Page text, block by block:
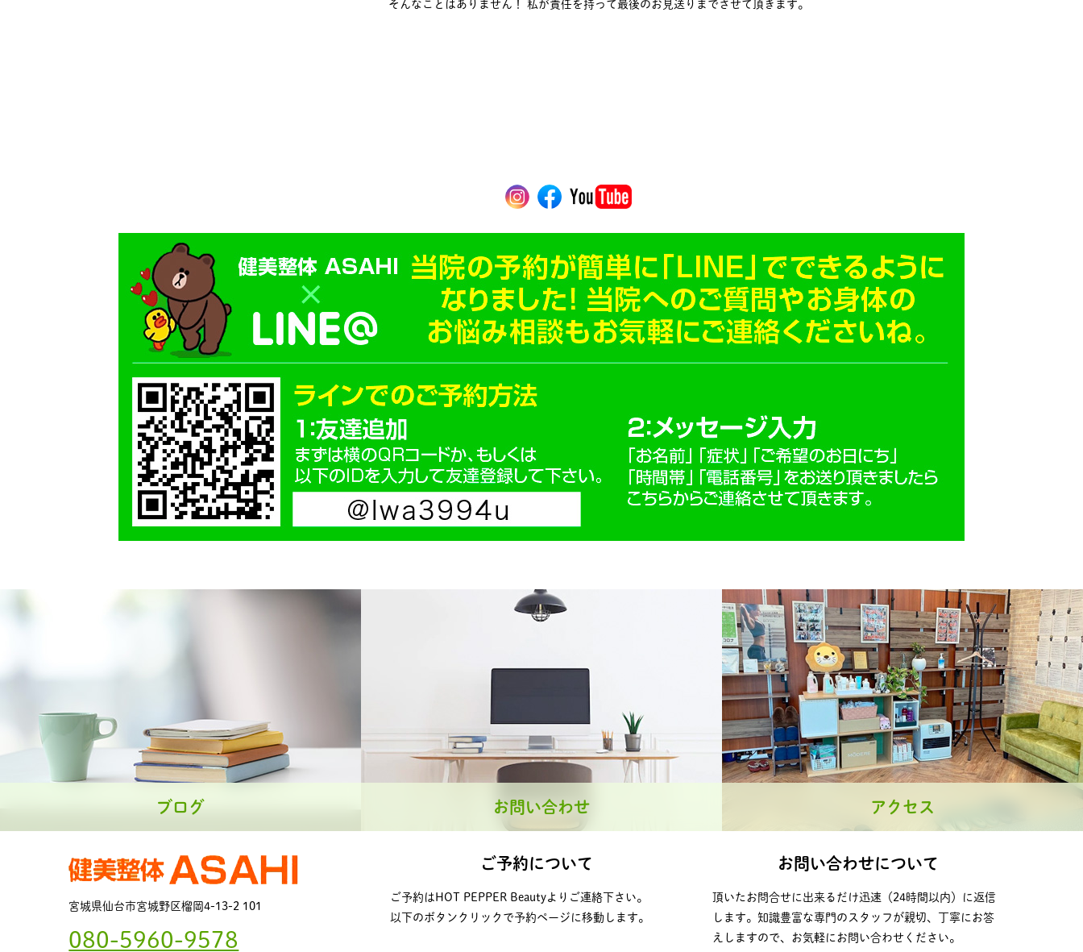
そんなことはありません！ 私が責任を持って最後のお見送りまでさせて頂きます。
ブログ お問い合わせ アクセス
宮城県仙台市宮城野区榴岡4-13-2 101
080-5960-9578
ご予約について
ご予約はHOT PEPPER Beautyよりご連絡下さい。
以下のボタンクリックで予約ページに移動します。
お問い合わせについて
頂いたお問合せに出来るだけ迅速（24時間以内）に返信
します。知識豊富な専門のスタッフが親切、丁寧にお答
えしますので、お気軽にお問い合わせください。